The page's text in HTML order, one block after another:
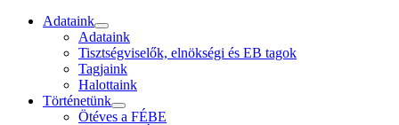
Adataink
Adataink
Tisztségviselők, elnökségi és EB tagok
Tagjaink
Halottaink
Történetünk
Ötéves a FÉBE